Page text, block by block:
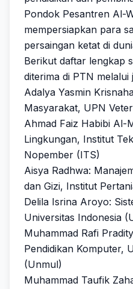
Pondok Pesantren Al-
mempersiapkan para
persaingan ketat di
Berikut daftar lengkap
diterima di PTN
Adalya Yasmin
Masyarakat, UPN
Ahmad Faiz Habibi Al-
Lingkungan, Institut
Nopember (ITS)
Aisya Radhwa:
dan Gizi, Institut
Delila Isrina Aroyo:
Universitas Indonesia
Muhammad Rafi
Pendidikan Komputer,
(Unmul)
Muhammad Taufik